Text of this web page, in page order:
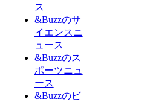
ス
&Buzzのサ
イエンスニ
ュース
&Buzzのス
ポーツニュ
ース
&Buzzのビ